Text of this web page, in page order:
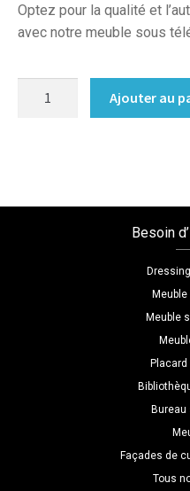
Optez pour la qualité et
avec notre meuble sous
Ajouter au
Besoin
Meuble
Bureau
Façades de
Tous